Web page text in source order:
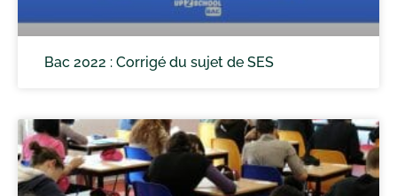
Bac 2022 : Corrigé du sujet de SES